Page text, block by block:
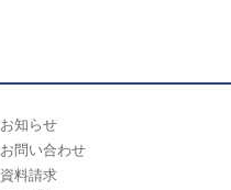
お知らせ
お問い合わせ
資料請求